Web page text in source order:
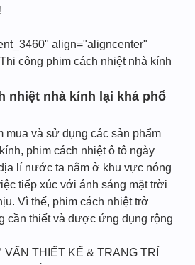
align="aligncenter"
Thi công phim cách nhiệt nhà kính
nhiệt nhà kính lại khá phổ
mua và sử dụng các sản phẩm
phim cách nhiệt ô tô ngày
lí nước ta nằm ở khu vực nóng
tiếp xúc với ánh sáng mặt trời
Vì thế, phim cách nhiệt trở
cần thiết và được ứng dụng rộng
THIẾT KẾ & TRANG TRÍ